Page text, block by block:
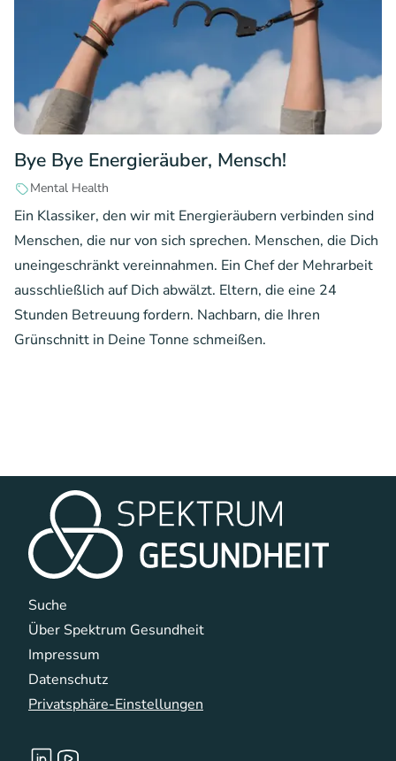
Bye Bye Energieräuber, Mensch!
Mental Health
Ein Klassiker, den wir mit Energieräubern verbinden sind
Menschen, die nur von sich sprechen. Menschen, die Dich
uneingeschränkt vereinnahmen. Ein Chef der Mehrarbeit
ausschließlich auf Dich abwälzt. Eltern, die eine 24
Stunden Betreuung fordern. Nachbarn, die Ihren
Grünschnitt in Deine Tonne schmeißen.
Navigation überspringen
Suche
Über Spektrum Gesundheit
Impressum
Datenschutz
Privatsphäre-Einstellungen
Navigation überspringen